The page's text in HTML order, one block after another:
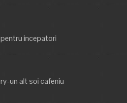
incepatori
un alt soi cafeniu